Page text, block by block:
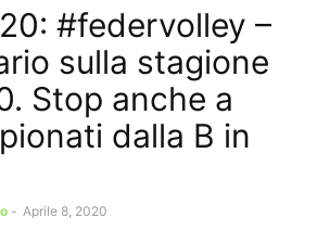
2020
#federvolley –
sulla stagione
Stop anche a
dalla B in
- Aprile 8, 2020